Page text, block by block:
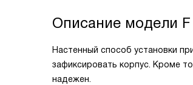
Описание модели
Настенный способ установки
зафиксировать корпус. Кроме
надежен.